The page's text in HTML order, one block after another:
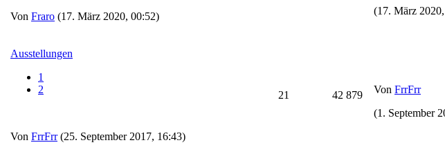
Von Fraro (17. März 2020, 00:52)
(17. März
Ausstellungen
1
2
Von FrrFrr(25. September 2017, 16:43)
21 42 879 Von FrrFrr
(1. September